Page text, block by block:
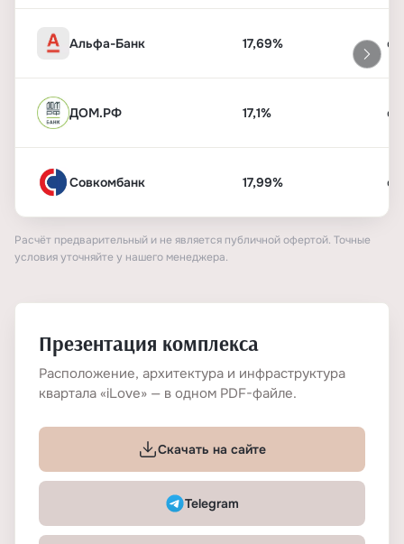
Альфа-Банк 17,69%
ДОМ.РФ 17,1%
Совкомбанк 17,99%
Расчёт предварительный и не является публичной офертой. Точные
условия уточняйте у нашего менеджера.
Презентация комплекса
Расположение, архитектура и инфраструктура
квартала «iLove» — в одном PDF-файле.
Скачать на сайте
Telegram